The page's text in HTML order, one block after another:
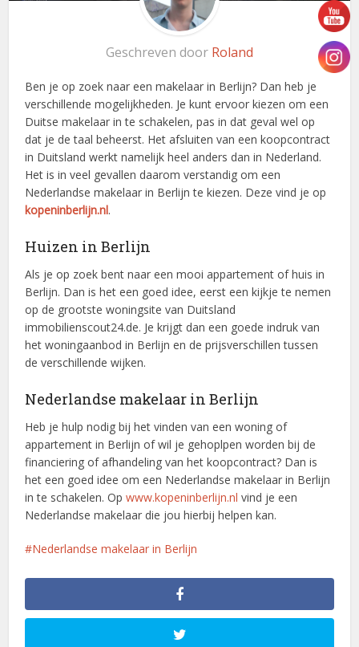
Geschreven door Roland
Ben je op zoek naar een makelaar in Berlijn? Dan heb je
verschillende mogelijkheden. Je kunt ervoor kiezen om een
Duitse makelaar in te schakelen, pas in dat geval wel op
dat je de taal beheerst. Het afsluiten van een koopcontract
in Duitsland werkt namelijk heel anders dan in Nederland.
Het is in veel gevallen daarom verstandig om een
Nederlandse makelaar in Berlijn te kiezen. Deze vind je op
kopeninberlijn.nl.
Huizen in Berlijn
Als je op zoek bent naar een mooi appartement of huis in
Berlijn. Dan is het een goed idee, eerst een kijkje te nemen
op de grootste woningsite van Duitsland
immobilienscout24.de. Je krijgt dan een goede indruk van
het woningaanbod in Berlijn en de prijsverschillen tussen
de verschillende wijken.
Nederlandse makelaar in Berlijn
Heb je hulp nodig bij het vinden van een woning of
appartement in Berlijn of wil je gehoplpen worden bij de
financiering of afhandeling van het koopcontract? Dan is
het een goed idee om een Nederlandse makelaar in Berlijn
in te schakelen. Opwww.kopeninberlijn.nl vind je een
Nederlandse makelaar die jou hierbij helpen kan.
Nederlandse makelaar in Berlijn